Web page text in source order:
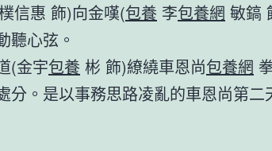
信惠 飾)向金嘆(包養 李包養網 敏鎬
聽心弦。
(金宇包養 彬 飾)繚繞車恩尚包養網
分。是以事務思路凌亂的車恩尚第二